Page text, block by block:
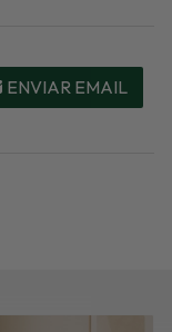
ENVIAR EMAIL